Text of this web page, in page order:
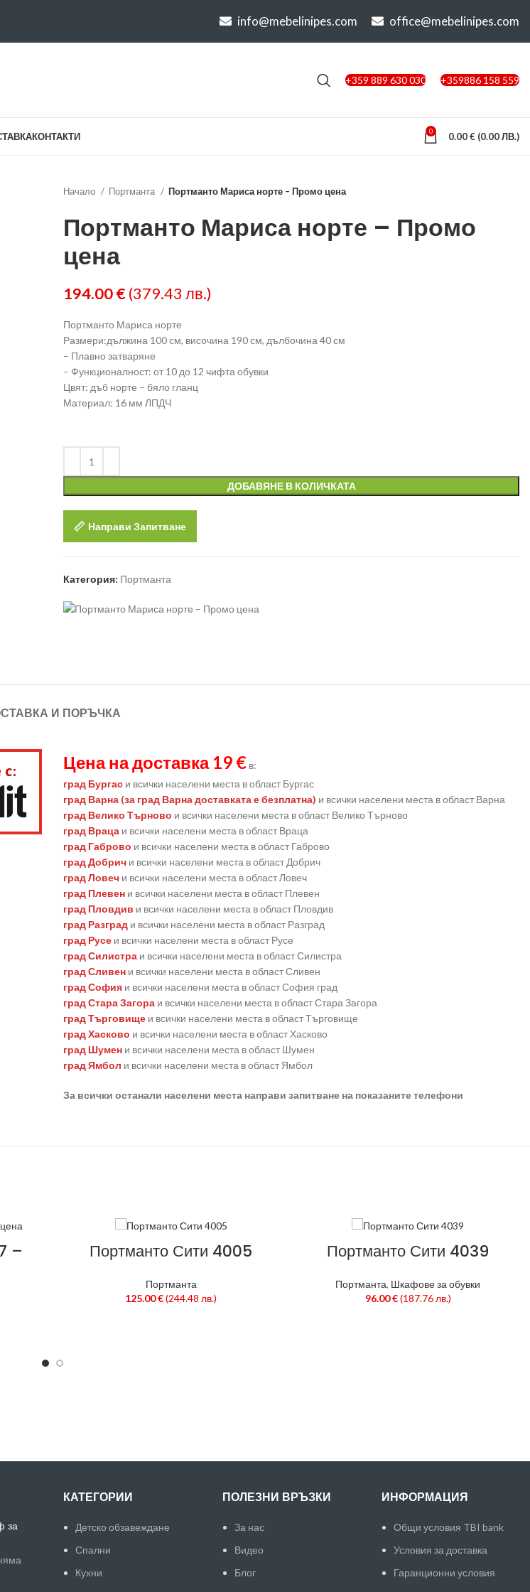
info@mebelinipes.com office@mebelinipes.com
+359 889 630 030 +359886 158 559
КОНТАКТИ 0 0.00€ (0.00 ЛВ.)
Начало Портманта Портманто Мариса норте – Промо цена
Портманто Мариса норте – Промо
цена
194.00€ (379.43 лв.)
Портманто Мариса норте
Размери:дължина 100 см, височина 190 см, дълбочина 40 см
– Плавно затваряне
– Функционалност: от 10 до 12 чифта обувки
Цвят: дъб норте – бяло гланц
Материал: 16 мм ЛПДЧ
ДОБАВЯНЕ В КОЛИЧКАТА
Направи Запитване
Категория: Портманта
И ПОРЪЧКА
Цена на доставка 19 € в:
град Бургас и всички населени места в област Бургас
град Варна (за град Варна доставката е безплатна) и всички населени места в област Варна
град Велико Търново и всички населени места в област Велико Търново
град Враца и всички населени места в област Враца
град Габрово и всички населени места в област Габрово
град Добрич и всички населени места в област Добрич
град Ловеч и всички населени места в област Ловеч
град Плевен и всички населени места в област Плевен
град Пловдив и всички населени места в област Пловдив
град Разград и всички населени места в област Разград
град Русе и всички населени места в област Русе
град Силистра и всички населени места в област Силистра
град Сливен и всички населени места в област Сливен
град София и всички населени места в област София град
град Стара Загора и всички населени места в област Стара Загора
град Търговище и всички населени места в област Търговище
град Хасково и всички населени места в област Хасково
град Шумен и всички населени места в област Шумен
град Ямбол и всички населени места в област Ямбол
За всички останали населени места направи запитване на показаните телефони
–
Портманто Сити 4005
Портманта
125.00€(244.48 лв.)
Портманто Сити 4039
Портманта, Шкафове за обувки
96.00€(187.76 лв.)
за
КАТЕГОРИИ
Детско обзавеждане
Спални
Кухни
ПОЛЕЗНИ ВРЪЗКИ
За нас
Видео
Блог
ИНФОРМАЦИЯ
Общи условия TBI bank
Условия за доставка
Гаранционни условия